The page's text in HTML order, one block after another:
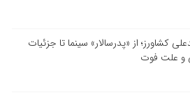
کشاورز؛ از «پدرسالار» سینما تا جزئیات
علت فوت